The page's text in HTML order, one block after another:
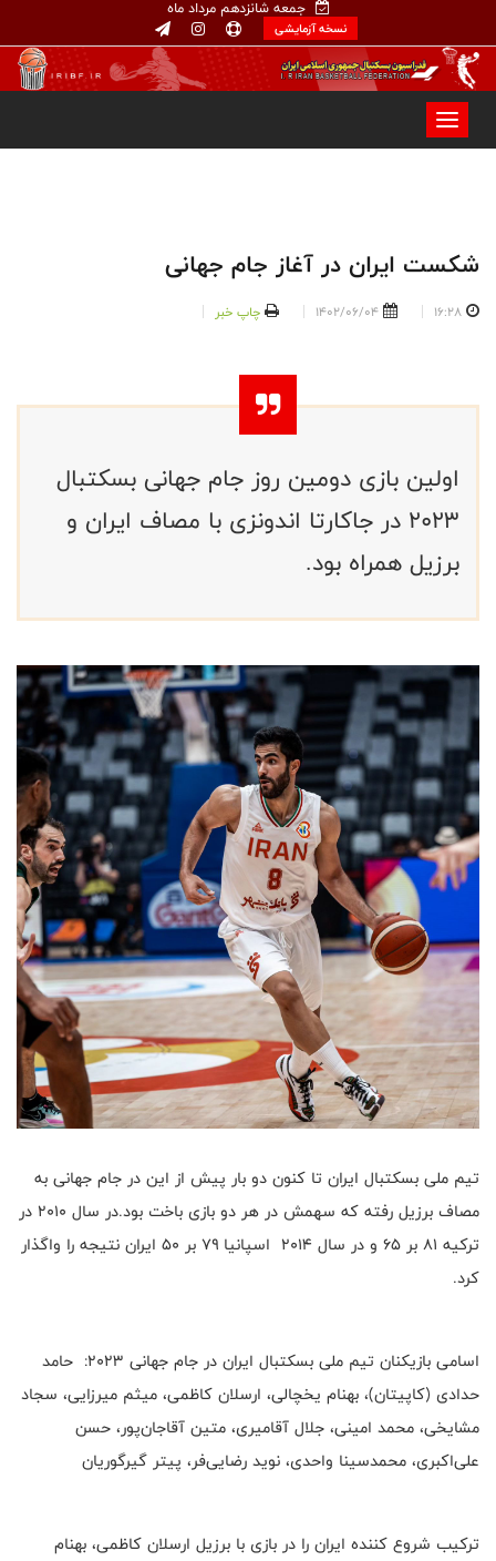
جمعه شانزدهم مرداد ماه
نسخه آزمایشی
شکست ایران در آغاز جام جهانی
16:28
1402/06/04 چاپ خبر
اولین بازی دومین روز جام جهانی بسکتبال
۲۰۲۳ در جاکارتا اندونزی با مصاف ایران و
برزیل همراه بود.
تیم ملی بسکتبال ایران تا کنون دو بار پیش از این در جام جهانی به
مصاف برزیل رفته که سهمش در هر دو بازی باخت بود.در سال ۲۰۱۰ در
ترکیه ۸۱ بر ۶۵ و در سال ۲۰۱۴ اسپانیا ۷۹ بر ۵۰ ایران نتیجه را واگذار
کرد.
اسامی بازیکنان تیم ملی بسکتبال ایران در جام جهانی ۲۰۲۳: حامد
حدادی (کاپیتان)، بهنام یخچالی، ارسلان کاظمی، میثم میرزایی، سجاد
مشایخی، محمد امینی، جلال آقامیری، متین آقاجان‌پور، حسن
علی‌اکبری، محمدسینا واحدی، نوید رضایی‌فر، پیتر گیرگوریان
ترکیب شروع کننده ایران را در بازی با برزیل ارسلان کاظمی، بهنام